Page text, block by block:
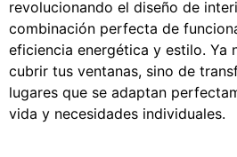
revolucionando el diseño de
combinación perfecta de
eficiencia energética y estilo. Ya
cubrir tus ventanas, sino de
lugares que se adaptan
vida y necesidades individuales.